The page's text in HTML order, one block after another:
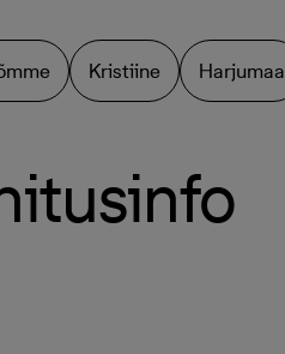
Kristiine Harjumaa